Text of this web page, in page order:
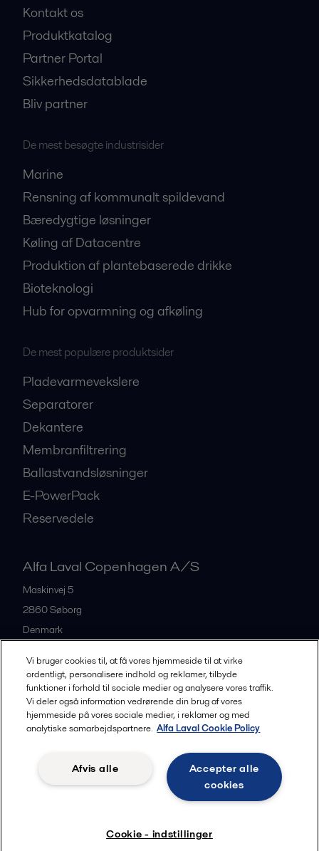
Kontakt os
Produktkatalog
Partner Portal
Sikkerhedsdatablade
Bliv partner
De mest besøgte industrisider
Marine
Rensning af kommunalt spildevand
Bæredygtige løsninger
Køling af Datacentre
Produktion af plantebaserede drikke
Bioteknologi
Hub for opvarmning og afkøling
De mest populære produktsider
Pladevarmevekslere
Separatorer
Dekantere
Membranfiltrering
Ballastvandsløsninger
E-PowerPack
Reservedele
Alfa Laval Copenhagen A/S
Maskinvej 5
2860Søborg
Denmark
All offices and partners
© 2015-2026, ALFA LAVAL
Legal terms and conditions
Community guidelines
Vi bruger cookies til, at få vores hjemmeside til at virke
ordentligt, personalisere indhold og reklamer, tilbyde
funktioner i forhold til sociale medier og analysere vores traffik.
Vi deler også information vedrørende din brug af vores
hjemmeside på vores sociale medier, i reklamer og med
analytiske samarbejdspartnere. Alfa Laval Cookie Policy
Accepter alle
cookies
Afvis alle
Cookie - indstillinger